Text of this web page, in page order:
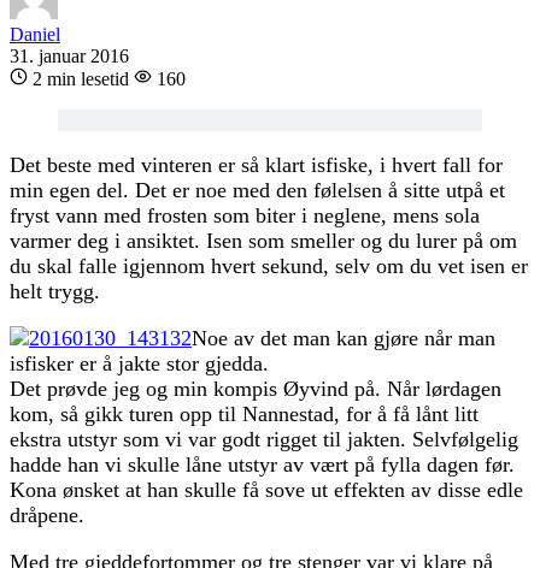
Daniel
31. januar 2016
2 min lesetid
160
Det beste med vinteren er så klart isfiske, i hvert fall for
min egen del. Det er noe med den følelsen å sitte utpå et
fryst vann med frosten som biter i neglene, mens sola
varmer deg i ansiktet. Isen som smeller og du lurer på om
du skal falle igjennom hvert sekund, selv om du vet isen er
helt trygg.
Noe av det man kan gjøre når man
isfisker er å jakte stor gjedda.
Det prøvde jeg og min kompis Øyvind på. Når lørdagen
kom, så gikk turen opp til Nannestad, for å få lånt litt
ekstra utstyr som vi var godt rigget til jakten. Selvfølgelig
hadde han vi skulle låne utstyr av vært på fylla dagen før.
Kona ønsket at han skulle få sove ut effekten av disse edle
dråpene.
Med tre gjeddefortommer og tre stenger var vi klare på